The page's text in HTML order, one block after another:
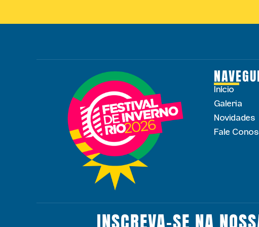
Início
Galeria
Novidades
Fale